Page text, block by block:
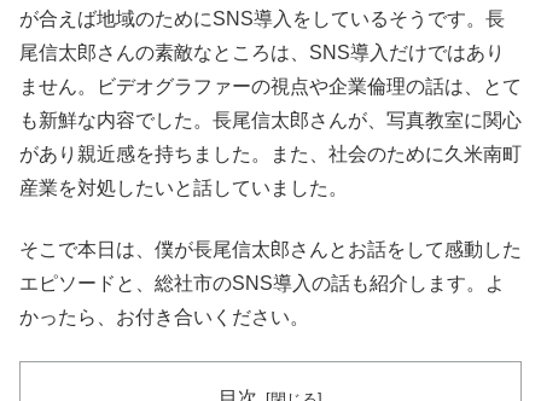
が合えば地域のためにSNS導入をしているそうです。長
尾信太郎さんの素敵なところは、SNS導入だけではあり
ません。ビデオグラファーの視点や企業倫理の話は、とて
も新鮮な内容でした。長尾信太郎さんが、写真教室に関心
があり親近感を持ちました。また、社会のために久米南町
産業を対処したいと話していました。
そこで本日は、僕が長尾信太郎さんとお話をして感動した
エピソードと、総社市のSNS導入の話も紹介します。よ
かったら、お付き合いください。